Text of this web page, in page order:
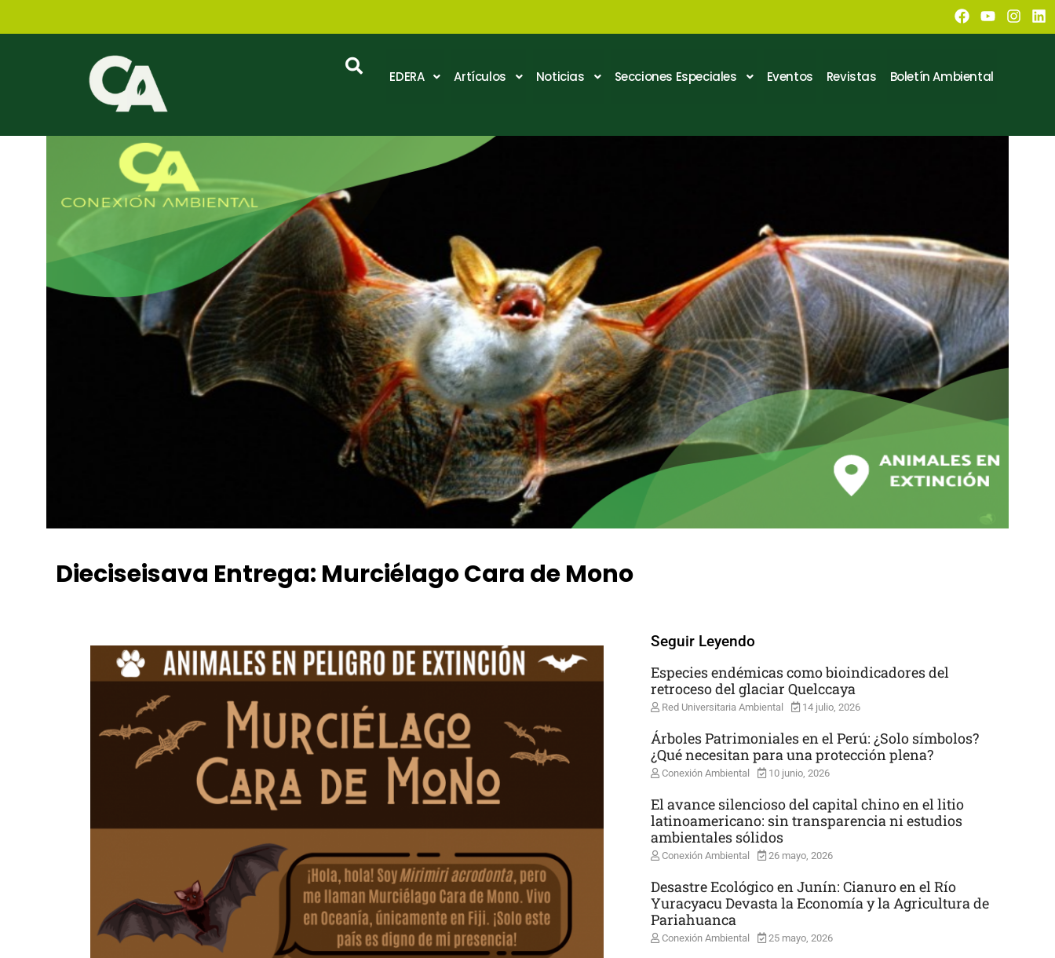
EDERA Artículos Noticias Secciones Especiales Eventos Revistas Boletín Ambiental
Dieciseisava Entrega: Murciélago Cara de Mono
Seguir Leyendo
Especies endémicas como bioindicadores del
retroceso del glaciar Quelccaya
Red Universitaria Ambiental 14 julio, 2026
Árboles Patrimoniales en el Perú: ¿Solo símbolos?
¿Qué necesitan para una protección plena?
Conexión Ambiental 10 junio, 2026
El avance silencioso del capital chino en el litio
latinoamericano: sin transparencia ni estudios
ambientales sólidos
Conexión Ambiental 26 mayo, 2026
Desastre Ecológico en Junín: Cianuro en el Río
Yuracyacu Devasta la Economía y la Agricultura de
Pariahuanca
Conexión Ambiental 25 mayo, 2026